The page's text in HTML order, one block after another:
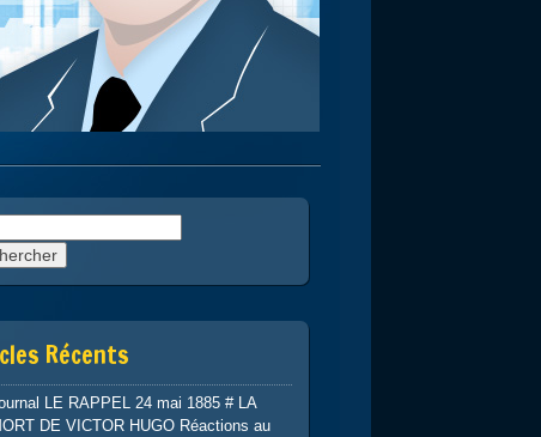
Récents
LE RAPPEL 24 mai 1885 # LA
DE VICTOR HUGO Réactions au